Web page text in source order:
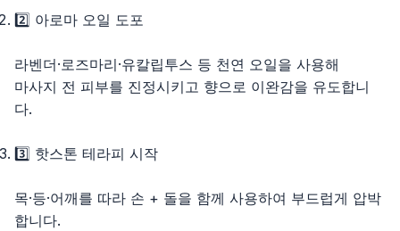
2️⃣ 아로마 오일 도포
라벤더·로즈마리·유칼립투스 등 천연 오일을 사용해
마사지 전 피부를 진정시키고 향으로 이완감을 유도합니
다.
3️⃣ 핫스톤 테라피 시작
목·등·어깨를 따라 손 + 돌을 함께 사용하여 부드럽게 압박
합니다.